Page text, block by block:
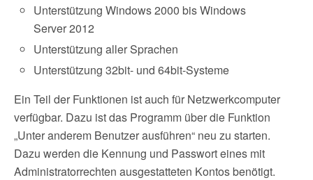
Unterstützung Windows 2000 bis Windows
Server 2012
Unterstützung aller Sprachen
Unterstützung 32bit- und 64bit-Systeme
Ein Teil der Funktionen ist auch für Netzwerkcomputer
verfügbar. Dazu ist das Programm über die Funktion
„Unter anderem Benutzer ausführen“ neu zu starten.
Dazu werden die Kennung und Passwort eines mit
Administratorrechten ausgestatteten Kontos benötigt.